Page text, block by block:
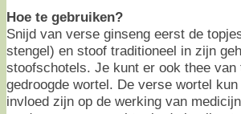
Hoe te gebruiken?
Snijd van verse ginseng eerst de
stengel) en stoof traditioneel in zijn
stoofschotels. Je kunt er ook thee
gedroogde wortel. De verse wortel
invloed zijn op de werking van